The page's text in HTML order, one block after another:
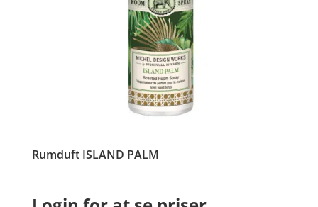
Rumduft ISLAND PALM